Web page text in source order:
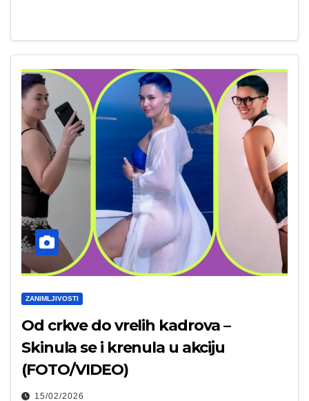
ZANIMLJIVOSTI
Od crkve do vrelih kadrova –
Skinula se i krenula u akciju
(FOTO/VIDEO)
15/02/2026